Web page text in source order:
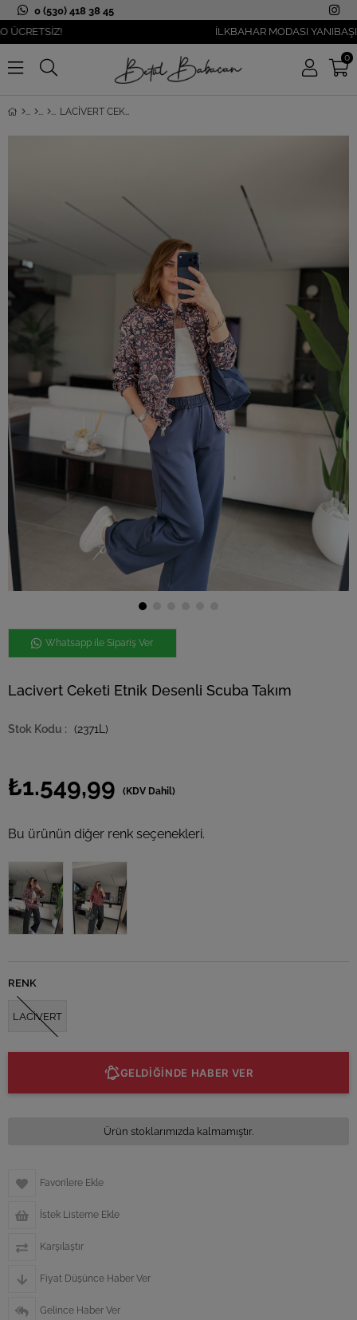
0 (530) 418 38 45
İLKBAHAR MODASI
0
LACIVERT CEKETI ETNIK DESENLI SCUBA TAKIM
Whatsapp ile Sipariş Ver
Lacivert Ceketi Etnik Desenli Scuba Takım
(2371L)
₺1.549,99 (KDV Dahil)
Bu ürünün diğer renk seçenekleri.
Tükendi Tükendi
RENK
LACİVERT
GELDİĞİNDE HABER VER
Ürün stoklarımızda kalmamıştır.
Favorilere Ekle
İstek Listeme Ekle
Karşılaştır
Fiyat Düşünce Haber Ver
Gelince Haber Ver